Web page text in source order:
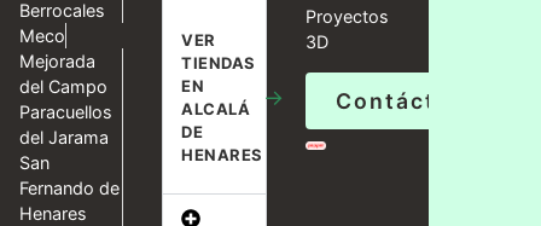
Berrocales
Meco
Mejorada
del Campo
Paracuellos
del Jarama
San
Fernando de
Henares
VER
TIENDAS
EN
ALCALÁ
DE
HENARES
→
Proyectos
3D
Contáctanos